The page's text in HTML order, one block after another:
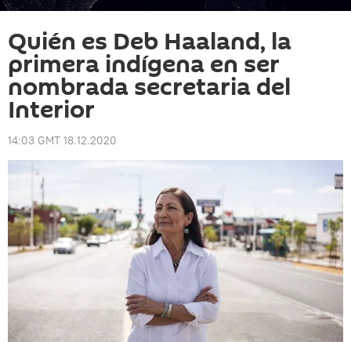
Quién es Deb Haaland, la
primera indígena en ser
nombrada secretaria del
Interior
14:03 GMT 18.12.2020